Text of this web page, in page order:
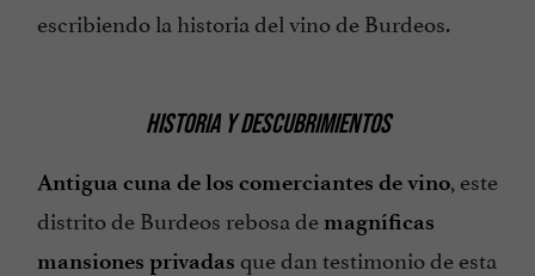
escribiendo la historia del vino de Burdeos.
HISTORIA Y DESCUBRIMIENTOS
Antigua cuna de los comerciantes de vino, este
distrito de Burdeos rebosa de magníficas
mansiones privadas que dan testimonio de esta